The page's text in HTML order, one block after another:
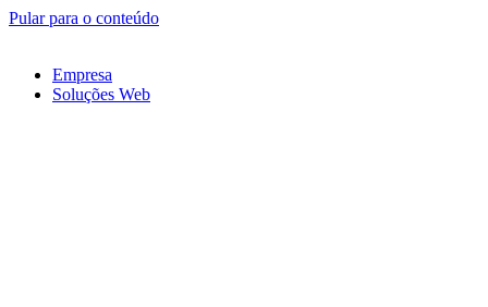
Pular para o conteúdo
Empresa
Soluções Web